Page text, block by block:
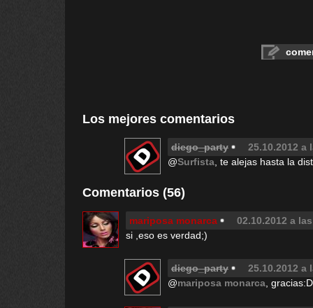
Los mejores comentarios
diego_party
25.10.2012 a
@Surfista , te alejas hasta la
Comentarios (56)
mariposa monarca
02.10.2012 a
si ,eso es verdad;)
diego_party
25.10.2012 a
@mariposa monarca ,